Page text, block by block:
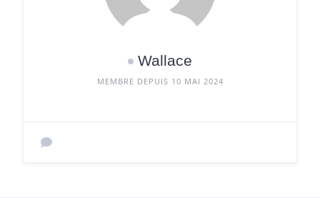
Wallace
MEMBRE DEPUIS 10 MAI 2024